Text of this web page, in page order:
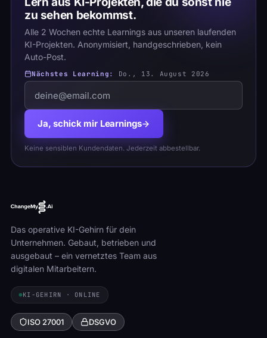
zu sehen bekommst.
Alle 2 Wochen echte Learnings aus unseren laufenden
KI-Projekten. Anonymisiert, handgeschrieben, kein
Auto-Post.
Nächstes Learning: Do., 13. August 2026
Ja, schick mir Learnings
Keine sensiblen Kundendaten. Jederzeit abbestellbar.
Das operative KI-Gehirn für dein
Unternehmen. Gebaut, betrieben und
ausgebaut – ein vernetztes Team aus
digitalen Mitarbeitern.
KI-GEHIRN · ONLINE
ISO 27001 DSGVO